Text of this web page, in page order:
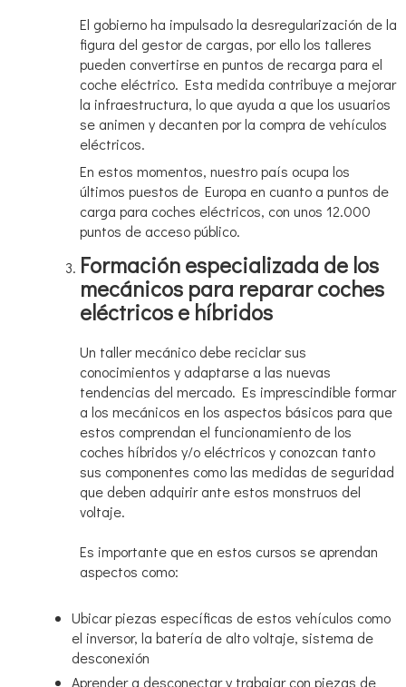
El gobierno ha impulsado la desregularización de la
figura del gestor de cargas, por ello los talleres
pueden convertirse en puntos de recarga para el
coche eléctrico. Esta medida contribuye a mejorar
la infraestructura, lo que ayuda a que los usuarios
se animen y decanten por la compra de vehículos
eléctricos.
En estos momentos, nuestro país ocupa los
últimos puestos de Europa en cuanto a puntos de
carga para coches eléctricos, con unos 12.000
puntos de acceso público.
Formación especializada de los
mecánicos para reparar coches
eléctricos e híbridos
Un taller mecánico debe reciclar sus
conocimientos y adaptarse a las nuevas
tendencias del mercado. Es imprescindible formar
a los mecánicos en los aspectos básicos para que
estos comprendan el funcionamiento de los
coches híbridos y/o eléctricos y conozcan tanto
sus componentes como las medidas de seguridad
que deben adquirir ante estos monstruos del
voltaje.
Es importante que en estos cursos se aprendan
aspectos como:
Ubicar piezas específicas de estos vehículos como
el inversor, la batería de alto voltaje, sistema de
desconexión
Aprender a desconectar y trabajar con piezas de